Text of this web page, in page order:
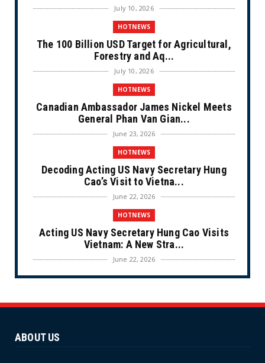
July 10, 2026
HOTNEWS
The 100 Billion USD Target for Agricultural,
Forestry and Aq...
July 10, 2026
HOTNEWS
Canadian Ambassador James Nickel Meets
General Phan Van Gian...
June 23, 2026
HOTNEWS
Decoding Acting US Navy Secretary Hung
Cao’s Visit to Vietna...
June 22, 2026
HOTNEWS
Acting US Navy Secretary Hung Cao Visits
Vietnam: A New Stra...
June 22, 2026
CULTURE
Ninh Bride Re-enacts...
ABOUT US